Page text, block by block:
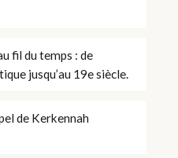
fil du temps : de
jusqu’au 19e siècle.
de Kerkennah